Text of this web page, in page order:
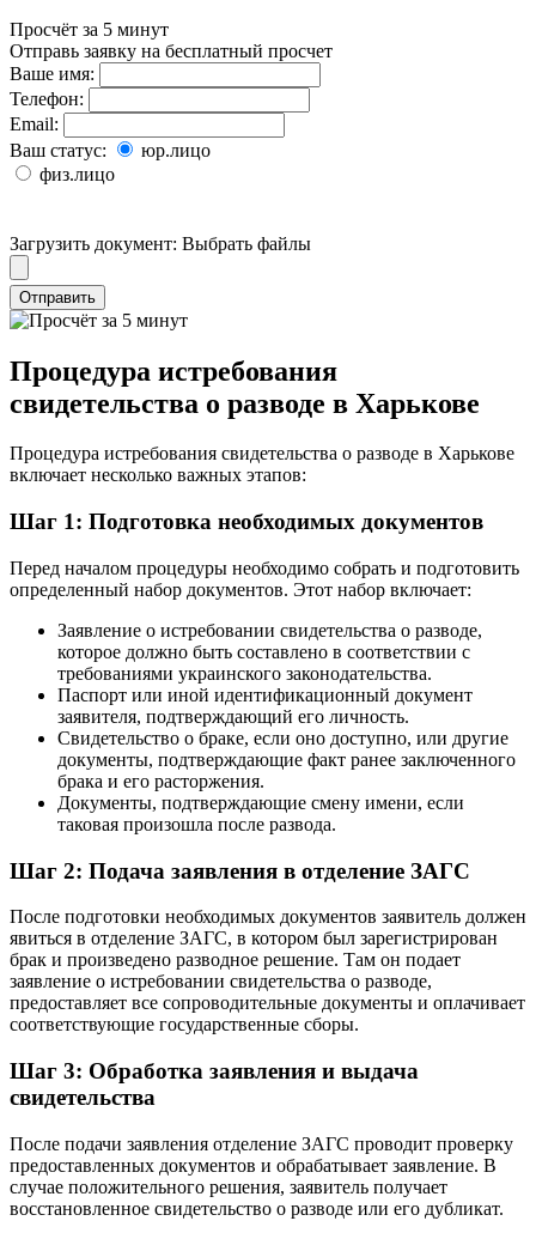
Просчёт за 5 минут
Отправь заявку на бесплатный просчет
Ваше имя:
Телефон:
Email:
Ваш статус:
юр.лицо
физ.лицо
Загрузить документ: Выбрать файлы
Отправить
Процедура истребования
свидетельства о разводе в Харькове
Процедура истребования свидетельства о разводе в Харькове
включает несколько важных этапов:
Шаг 1: Подготовка необходимых документов
Перед началом процедуры необходимо собрать и подготовить
определенный набор документов. Этот набор включает:
Заявление о истребовании свидетельства о разводе,
которое должно быть составлено в соответствии с
требованиями украинского законодательства.
Паспорт или иной идентификационный документ
заявителя, подтверждающий его личность.
Свидетельство о браке, если оно доступно, или другие
документы, подтверждающие факт ранее заключенного
брака и его расторжения.
Документы, подтверждающие смену имени, если
таковая произошла после развода.
Шаг 2: Подача заявления в отделение ЗАГС
После подготовки необходимых документов заявитель должен
явиться в отделение ЗАГС, в котором был зарегистрирован
брак и произведено разводное решение. Там он подает
заявление о истребовании свидетельства о разводе,
предоставляет все сопроводительные документы и оплачивает
соответствующие государственные сборы.
Шаг 3: Обработка заявления и выдача
свидетельства
После подачи заявления отделение ЗАГС проводит проверку
предоставленных документов и обрабатывает заявление. В
случае положительного решения, заявитель получает
восстановленное свидетельство о разводе или его дубликат.